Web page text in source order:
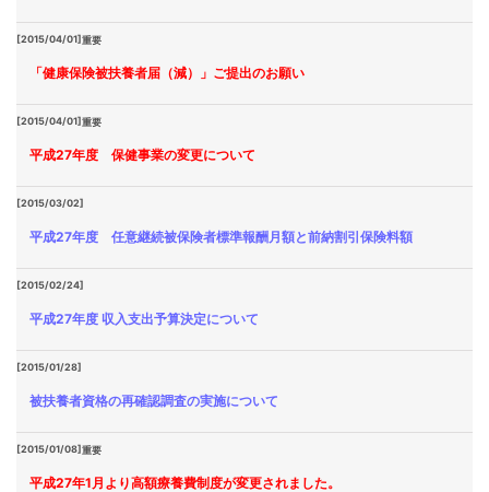
[2015/04/01]重要
「健康保険被扶養者届（減）」ご提出のお願い
[2015/04/01]重要
平成27年度 保健事業の変更について
[2015/03/02]
平成27年度 任意継続被保険者標準報酬月額と前納割引保険料額
[2015/02/24]
平成27年度 収入支出予算決定について
[2015/01/28]
被扶養者資格の再確認調査の実施について
[2015/01/08]重要
平成27年1月より高額療養費制度が変更されました。